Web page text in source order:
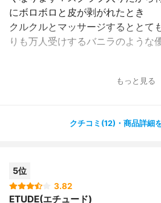
にボロボロと皮が剥がれたとき
クルクルとマッサージするととて
りも万人受けするバニラのような
もっと見る
クチコミ(12)・商品詳細
5位
3.82
ETUDE(エチュード)